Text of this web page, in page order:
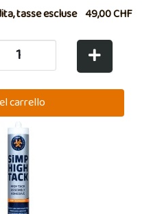
tasse escluse 49,00 CHF